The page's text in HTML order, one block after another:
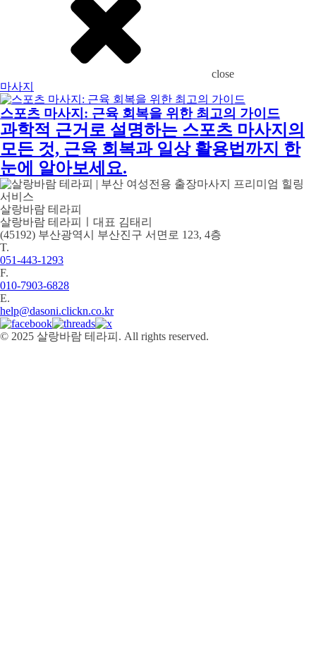
close
마사지
스포츠 마사지: 근육 회복을 위한 최고의 가이드
과학적 근거로 설명하는 스포츠 마사지의
모든 것, 근육 회복과 일상 활용법까지 한
눈에 알아보세요.
살랑바람 테라피
살랑바람 테라피ㅣ대표 김태리
(45192) 부산광역시 부산진구 서면로 123, 4층
T.
051-443-1293
F.
010-7903-6828
E.
help@dasoni.clickn.co.kr
© 2025 살랑바람 테라피. All rights reserved.